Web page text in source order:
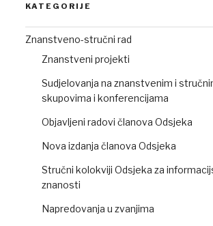
KATEGORIJE
Znanstveno-stručni rad
Znanstveni projekti
Sudjelovanja na znanstvenim i
skupovima i konferencijama
Objavljeni radovi članova Odsjeka
Nova izdanja članova Odsjeka
Stručni kolokviji Odsjeka za
znanosti
Napredovanja u zvanjima